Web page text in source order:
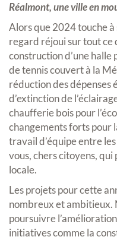
Réalmont, une ville en
Alors que 2024 touche à
regard réjoui sur tout ce
construction d’une halle
de tennis couvert à la
réduction des dépenses
d’extinction de
chaufferie bois pour
changements forts pour
travail d’équipe entre
vous, chers citoyens,
locale.
Les projets pour cette
nombreux et ambitieux.
poursuivre
initiatives comme la